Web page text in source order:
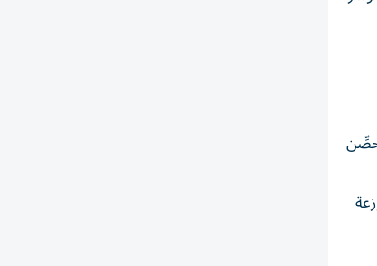
أرصاد موزعة